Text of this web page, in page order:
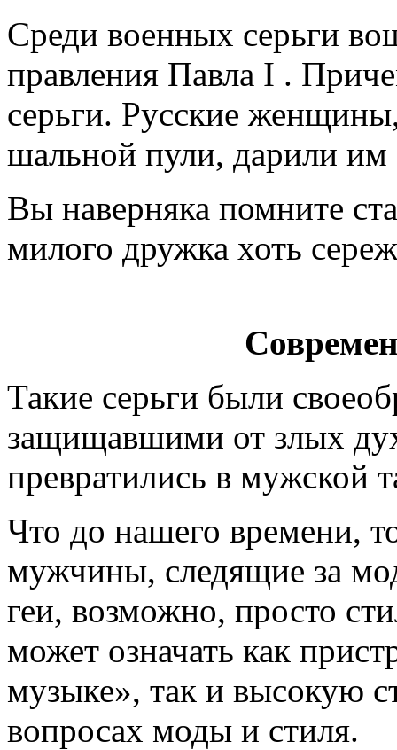
Среди военных серьги
правления Павла I .
серьги. Русские
шальной пули, дарили им
Вы наверняка помните
милого дружка хоть
Такие серьги были
защищавшими от злых
превратились в мужской
Что до нашего времени,
мужчины, следящие за
геи, возможно, просто
может означать как
музыке», так и высокую
вопросах моды и стиля.